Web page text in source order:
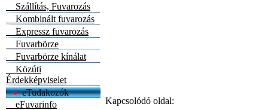
Szállítás, Fuvarozás
Kombinált fuvarozás
Expressz fuvarozás
Fuvarbörze
Fuvarbörze kínálat
Közúti
Érdekképviselet
eTudakozók
eFuvarinfo
Kapcsolódó oldal: